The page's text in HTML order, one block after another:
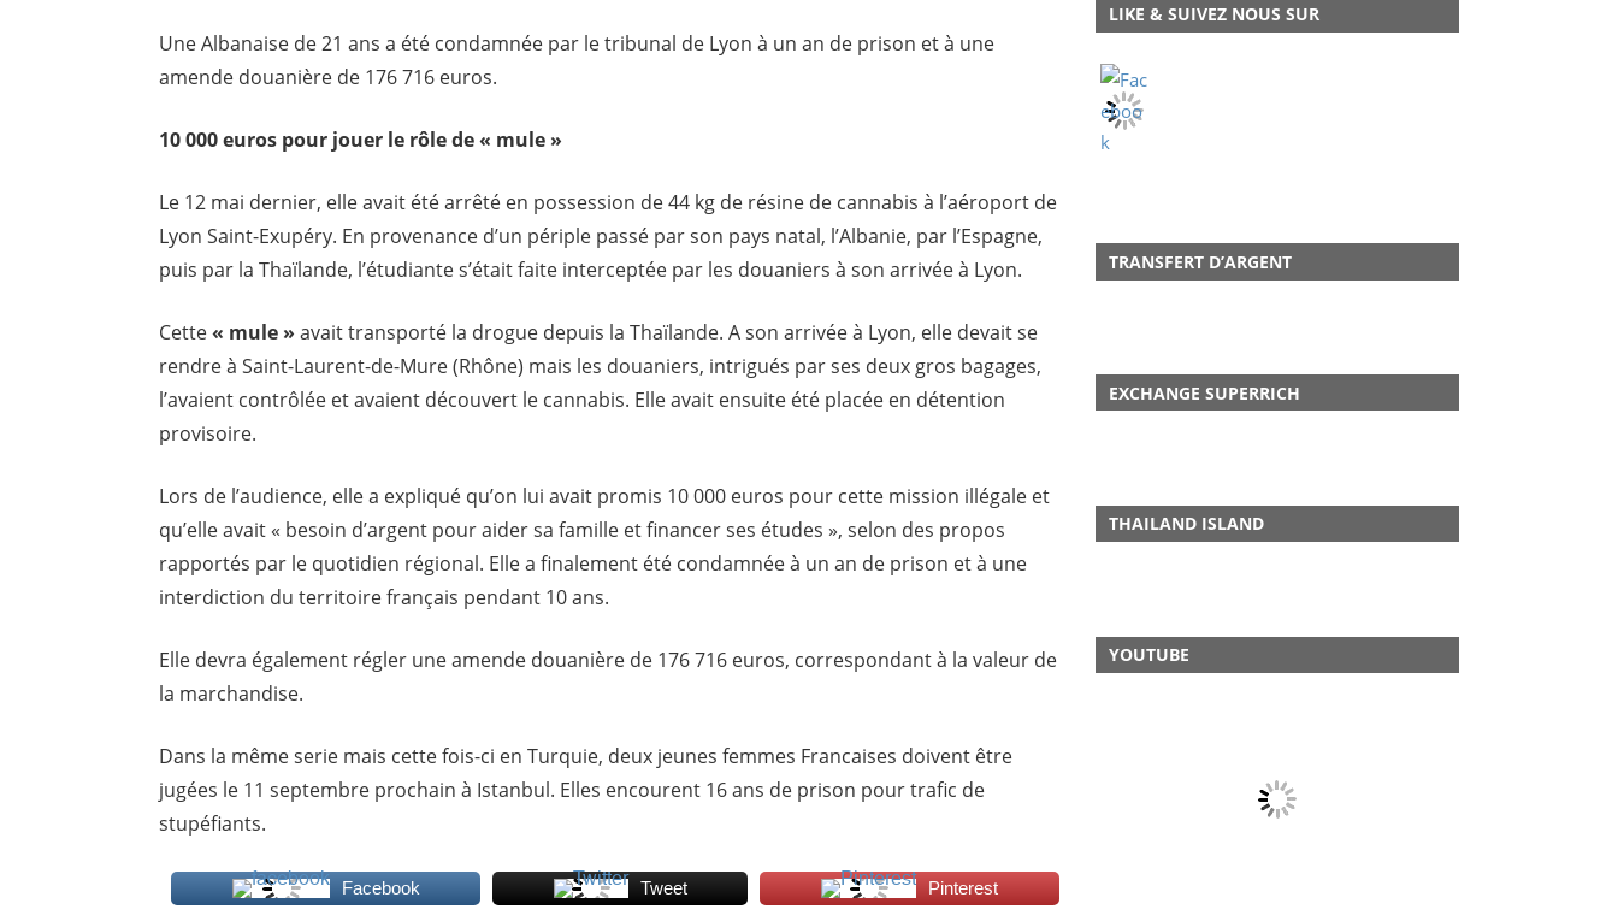
Une Albanaise de 21 ans a été condamnée par le tribunal de Lyon à un an de prison et à une
amende douanière de 176 716 euros.
10 000 euros pour jouer le rôle de « mule »
Le 12 mai dernier, elle avait été arrêté en possession de 44 kg de résine de cannabis à l’aéroport de
Lyon Saint-Exupéry. En provenance d’un périple passé par son pays natal, l’Albanie, par l’Espagne,
puis par la Thaïlande, l’étudiante s’était faite interceptée par les douaniers à son arrivée à Lyon.
Cette« mule » avait transporté la drogue depuis la Thaïlande. A son arrivée à Lyon, elle devait se
rendre à Saint-Laurent-de-Mure (Rhône) mais les douaniers, intrigués par ses deux gros bagages,
l’avaient contrôlée et avaient découvert le cannabis. Elle avait ensuite été placée en détention
provisoire.
Lors de l’audience, elle a expliqué qu’on lui avait promis 10 000 euros pour cette mission illégale et
qu’elle avait « besoin d’argent pour aider sa famille et financer ses études », selon des propos
rapportés par le quotidien régional. Elle a finalement été condamnée à un an de prison et à une
interdiction du territoire français pendant 10 ans.
Elle devra également régler une amende douanière de 176 716 euros, correspondant à la valeur de
la marchandise.
Dans la même serie mais cette fois-ci en Turquie, deux jeunes femmes Francaises doivent être
jugées le 11 septembre prochain à Istanbul. Elles encourent 16 ans de prison pour trafic de
stupéfiants.
Facebook Tweet
Pinterest
LIKE & SUIVEZ NOUS SUR
TRANSFERT D’ARGENT
EXCHANGE SUPERRICH
THAILAND ISLAND
YOUTUBE